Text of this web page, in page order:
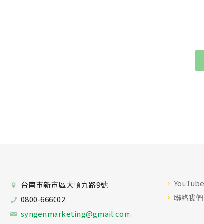
台南市新市區大順九路9號
0800-666002
syngenmarketing@gmail.com
YouTube
聯絡我們